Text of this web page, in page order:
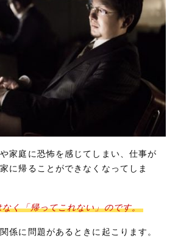
家庭に恐怖を感じてしまい、仕事が
に帰ることができなくなってしま
く「帰ってこれない」のです。
係に問題があるときに起こります。